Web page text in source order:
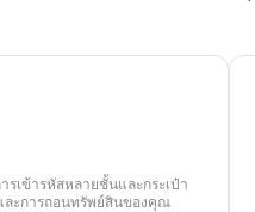
รเข้ารหัสหลายชั้นและกระเป๋า
ละการถอนทรัพย์สินของคุณ